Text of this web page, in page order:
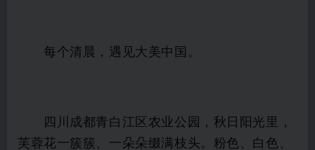
每个清晨，遇见大美中国。
四川成都青白江区农业公园，秋日阳光里，
芙蓉花一簇簇、一朵朵缀满枝头。粉色、白色、